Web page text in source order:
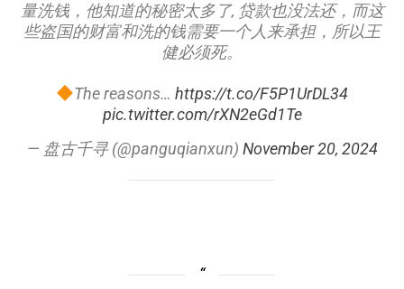
量洗钱，他知道的秘密太多了, 贷款也没法还，而这
些盗国的财富和洗的钱需要一个人来承担，所以王
健必须死。
The reasons…https://t.co/F5P1UrDL34
pic.twitter.com/rXN2eGd1Te
— 盘古千寻 (@panguqianxun) November 20, 2024